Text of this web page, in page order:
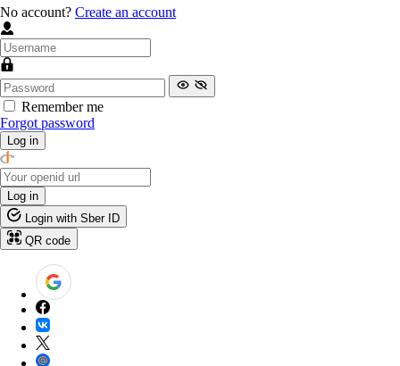
No account? Create an account
Remember me
Forgot password
Log in
Log in
Login with Sber ID
QR code